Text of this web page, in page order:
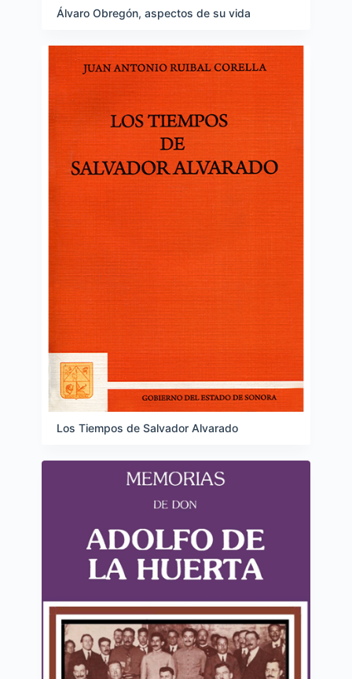
Álvaro Obregón, aspectos de su vida
Los Tiempos de Salvador Alvarado